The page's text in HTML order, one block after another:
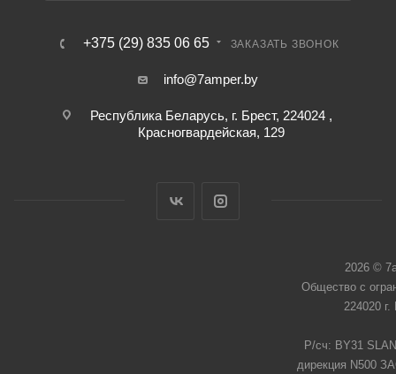
+375 (29) 835 06 65 ЗАКАЗАТЬ ЗВОНОК
info@7amper.by
Республика Беларусь, г. Брест, 224024 ,
Красногвардейская, 129
2026 ©
Общество с
224020
Р/сч: BY31
дирекция N500